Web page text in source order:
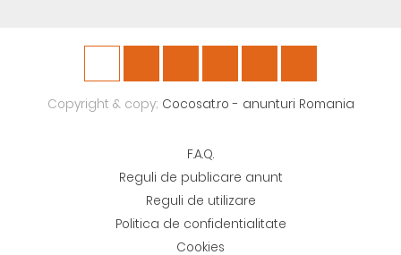
Copyright & copy; Cocosat.ro - anunturi Romania
F.A.Q.
Reguli de publicare anunt
Reguli de utilizare
Politica de confidentialitate
Cookies